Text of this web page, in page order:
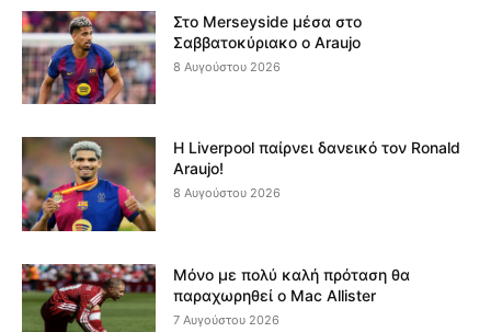
Στο Merseyside μέσα στο
Σαββατοκύριακο ο Araujo
8 Αυγούστου 2026
Η Liverpool παίρνει δανεικό τον Ronald
Araujo!
8 Αυγούστου 2026
Μόνο με πολύ καλή πρόταση θα
παραχωρηθεί ο Mac Allister
7 Αυγούστου 2026